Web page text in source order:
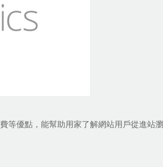
等優點，能幫助用家了解網站用戶從進站瀏